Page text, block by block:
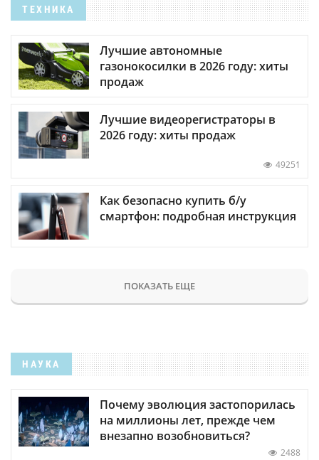
ТЕХНИКА
Лучшие автономные
газонокосилки в 2026 году: хиты
продаж
Лучшие видеорегистраторы в
2026 году: хиты продаж
49251
Как безопасно купить б/у
смартфон: подробная инструкция
ПОКАЗАТЬ ЕЩЕ
НАУКА
Почему эволюция застопорилась
на миллионы лет, прежде чем
внезапно возобновиться?
2488